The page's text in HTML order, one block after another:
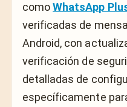
comoWhatsApp
verificadas de
Android, con
verificación de
detalladas de
específicamente